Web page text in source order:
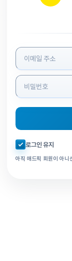
로그인 정보 입력
자동로그인 체크
로그인 유지
아직 애드픽 회원이 아니